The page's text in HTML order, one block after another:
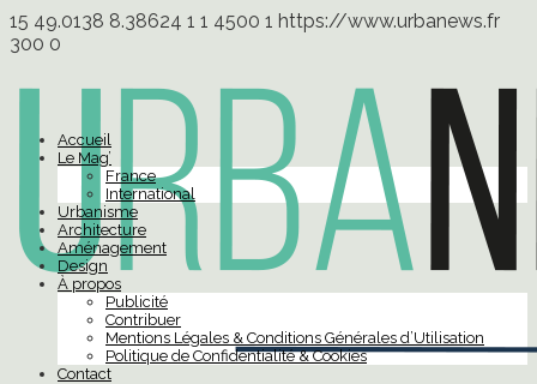
15 49.0138 8.38624 1 1 4500 1 https://www.urbanews.fr
300 0
Accueil
Le Mag’
France
International
Urbanisme
Architecture
Aménagement
Design
À propos
Publicité
Contribuer
Mentions Légales & Conditions Générales d’Utilisation
Politique de Confidentialité & Cookies
Contact